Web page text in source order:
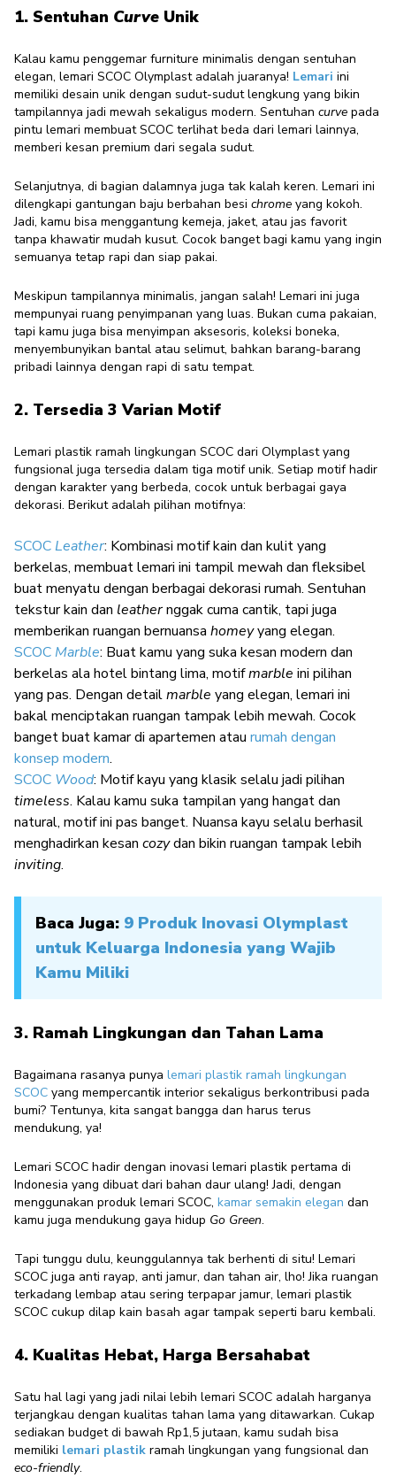
1. Sentuhan Curve Unik
Kalau kamu penggemar furniture minimalis dengan sentuhan
elegan, lemari SCOC Olymplast adalah juaranya! Lemari ini
memiliki desain unik dengan sudut-sudut lengkung yang bikin
tampilannya jadi mewah sekaligus modern. Sentuhan curve pada
pintu lemari membuat SCOC terlihat beda dari lemari lainnya,
memberi kesan premium dari segala sudut.
Selanjutnya, di bagian dalamnya juga tak kalah keren. Lemari ini
dilengkapi gantungan baju berbahan besi chrome yang kokoh.
Jadi, kamu bisa menggantung kemeja, jaket, atau jas favorit
tanpa khawatir mudah kusut. Cocok banget bagi kamu yang ingin
semuanya tetap rapi dan siap pakai.
Meskipun tampilannya minimalis, jangan salah! Lemari ini juga
mempunyai ruang penyimpanan yang luas. Bukan cuma pakaian,
tapi kamu juga bisa menyimpan aksesoris, koleksi boneka,
menyembunyikan bantal atau selimut, bahkan barang-barang
pribadi lainnya dengan rapi di satu tempat.
2. Tersedia 3 Varian Motif
Lemari plastik ramah lingkungan SCOC dari Olymplast yang
fungsional juga tersedia dalam tiga motif unik. Setiap motif hadir
dengan karakter yang berbeda, cocok untuk berbagai gaya
dekorasi. Berikut adalah pilihan motifnya:
SCOCLeather: Kombinasi motif kain dan kulit yang
berkelas, membuat lemari ini tampil mewah dan fleksibel
buat menyatu dengan berbagai dekorasi rumah. Sentuhan
tekstur kain dan leathernggak cuma cantik, tapi juga
memberikan ruangan bernuansa homeyyang elegan.
SCOC Marble: Buat kamu yang suka kesan modern dan
berkelas ala hotel bintang lima, motifmarble ini pilihan
yang pas. Dengan detailmarble yang elegan, lemari ini
bakal menciptakan ruangan tampak lebih mewah. Cocok
banget buat kamar di apartemen atau rumah dengan
konsep modern.
SCOC Wood: Motif kayu yang klasik selalu jadi pilihan
timeless. Kalau kamu suka tampilan yang hangat dan
natural, motif ini pas banget. Nuansa kayu selalu berhasil
menghadirkan kesan cozydan bikin ruangan tampak lebih
inviting.
Baca Juga: 9 Produk Inovasi Olymplast
untuk Keluarga Indonesia yang Wajib
Kamu Miliki
3. Ramah Lingkungan dan Tahan Lama
Bagaimana rasanya punya lemari plastik ramah lingkungan
SCOC yang mempercantik interior sekaligus berkontribusi pada
bumi? Tentunya, kita sangat bangga dan harus terus
mendukung, ya!
Lemari SCOC hadir dengan inovasi lemari plastik pertama di
Indonesia yang dibuat dari bahan daur ulang! Jadi, dengan
menggunakan produk lemari SCOC, kamar semakin elegan dan
kamu juga mendukung gaya hidup Go Green.
Tapi tunggu dulu, keunggulannya tak berhenti di situ! Lemari
SCOC juga anti rayap, anti jamur, dan tahan air, lho! Jika ruangan
terkadang lembap atau sering terpapar jamur, lemari plastik
SCOC cukup dilap kain basah agar tampak seperti baru kembali.
4. Kualitas Hebat, Harga Bersahabat
Satu hal lagi yang jadi nilai lebih lemari SCOC adalah harganya
terjangkau dengan kualitas tahan lama yang ditawarkan. Cukap
sediakan budget di bawah Rp1,5 jutaan, kamu sudah bisa
memiliki lemari plastik ramah lingkungan yang fungsional dan
eco-friendly.